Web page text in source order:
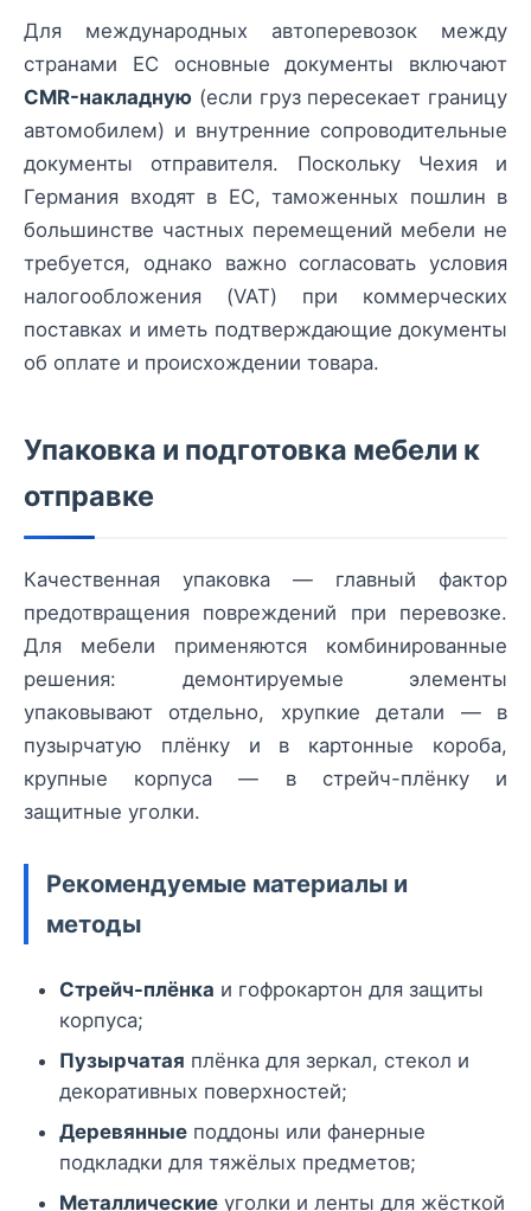
Для международных автоперевозок между
странами ЕС основные документы включают
CMR-накладную (если груз пересекает границу
автомобилем) и внутренние сопроводительные
документы отправителя. Поскольку Чехия и
Германия входят в ЕС, таможенных пошлин в
большинстве частных перемещений мебели не
требуется, однако важно согласовать условия
налогообложения (VAT) при коммерческих
поставках и иметь подтверждающие документы
об оплате и происхождении товара.
Упаковка и подготовка мебели к
отправке
Качественная упаковка — главный фактор
предотвращения повреждений при перевозке.
Для мебели применяются комбинированные
решения: демонтируемые элементы
упаковывают отдельно, хрупкие детали — в
пузырчатую плёнку и в картонные короба,
крупные корпуса — в стрейч-плёнку и
защитные уголки.
Рекомендуемые материалы и
методы
Стрейч-плёнка и гофрокартон для защиты
корпуса;
Пузырчатая плёнка для зеркал, стекол и
декоративных поверхностей;
Деревянные поддоны или фанерные
подкладки для тяжёлых предметов;
Металлические уголки и ленты для жёсткой